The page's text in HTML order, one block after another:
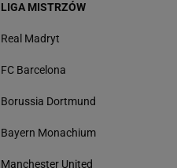
LIGA MISTRZÓW
Real Madryt
FC Barcelona
Borussia Dortmund
Bayern Monachium
Manchester United